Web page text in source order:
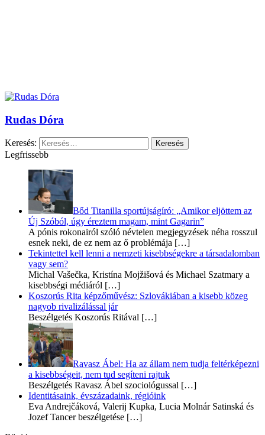
Rudas Dóra
Keresés:
Legfrissebb
Bőd Titanilla sportújságíró: „Amikor eljöttem az
Új Szóból, úgy éreztem magam, mint Gagarin”
A pónis rokonairól szóló névtelen megjegyzések néha rosszul
esnek neki, de ez nem az ő problémája […]
Tekintettel kell lenni a nemzeti kisebbségekre a társadalomban
vagy sem?
Michal Vašečka, Kristína Mojžišová és Michael Szatmary a
kisebbségi médiáról […]
Koszorús Rita képzőművész: Szlovákiában a kisebb közeg
nagyob rivalizálással jár
Beszélgetés Koszorús Ritával […]
Ravasz Ábel: Ha az állam nem tudja feltérképezni
a kisebbségeit, nem tud segíteni rajtuk
Beszélgetés Ravasz Ábel szociológussal […]
Identitásaink, évszázadaink, régióink
Eva Andrejčáková, Valerij Kupka, Lucia Molnár Satinská és
Jozef Tancer beszélgetése […]